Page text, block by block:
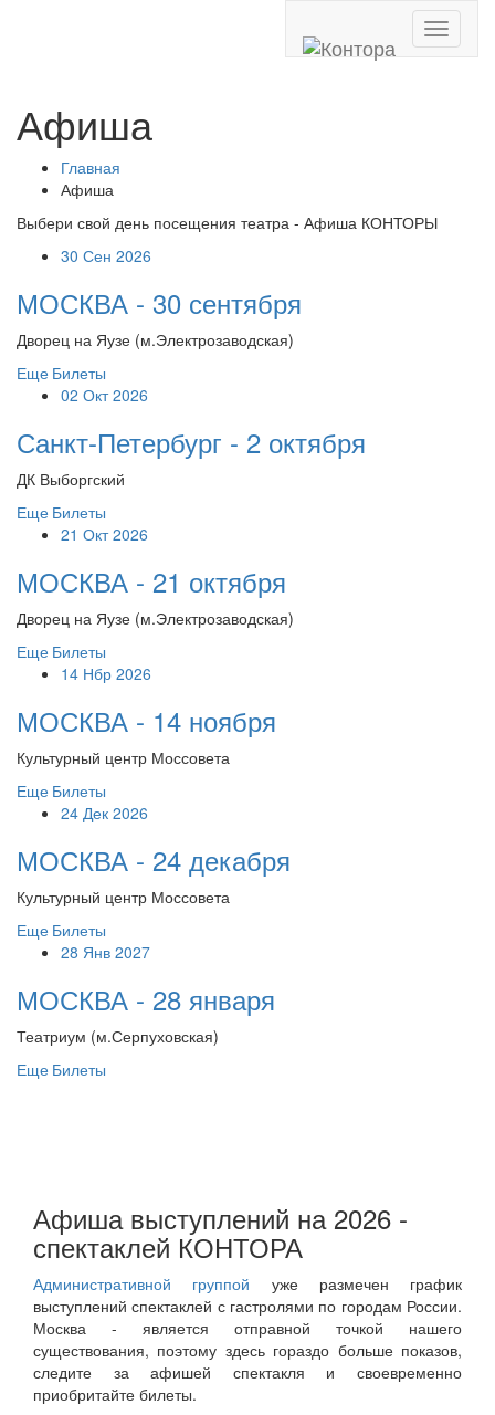
Toggle
Афиша
Главная
Афиша
Выбери свой день посещения театра - Афиша КОНТОРЫ
30 Сен 2026
МОСКВА - 30 сентября
Дворец на Яузе (м.Электрозаводская)
Еще Билеты
02 Окт 2026
Санкт-Петербург - 2 октября
ДК Выборгский
Еще Билеты
21 Окт 2026
МОСКВА - 21 октября
Дворец на Яузе (м.Электрозаводская)
Еще Билеты
14 Нбр 2026
МОСКВА - 14 ноября
Культурный центр Моссовета
Еще Билеты
24 Дек 2026
МОСКВА - 24 декабря
Культурный центр Моссовета
Еще Билеты
28 Янв 2027
МОСКВА - 28 января
Театриум (м.Серпуховская)
Еще Билеты
Афиша выступлений на 2026 -
спектаклей КОНТОРА
Административной группой уже размечен график
выступлений спектаклей с гастролями по городам России.
Москва - является отправной точкой нашего
существования, поэтому здесь гораздо больше показов,
следите за афишей спектакля и своевременно
приобритайте билеты.